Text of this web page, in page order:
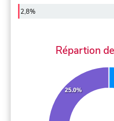
2,8%
Répartion
25.0%